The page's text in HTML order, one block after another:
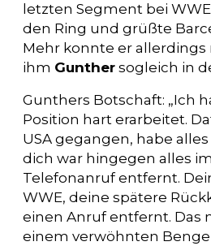
letzten Segment bei
den Ring und grüßte
Mehr konnte er allerdings
ihm Gunther sogleich in
Gunthers Botschaft: „Ich
Position hart erarbeitet.
USA gegangen, habe
dich war hingegen alles
Telefonanruf entfernt.
WWE, deine spätere
einen Anruf entfernt. Das
einem verwöhnten